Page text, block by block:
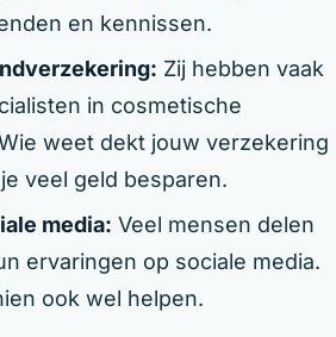
en kennissen.
Zij hebben vaak
in cosmetische
weet dekt jouw verzekering
veel geld besparen.
media: Veel mensen delen
ervaringen op sociale media.
ook wel helpen.